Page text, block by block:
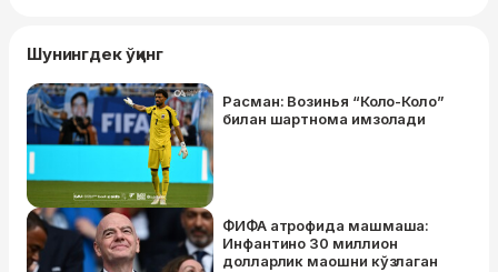
Шунингдек ўқинг
Расман: Возинья “Коло-Коло”
билан шартнома имзолади
ФИФА атрофида машмаша:
Инфантино 30 миллион
долларлик маошни кўзлаган